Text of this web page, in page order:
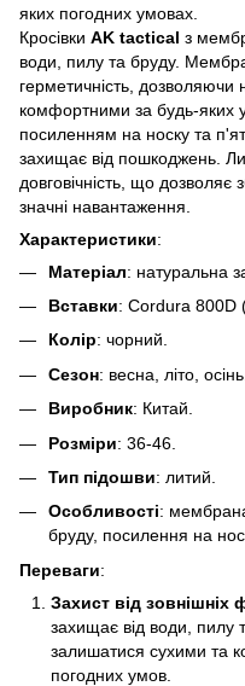
яких погодних умовах.
Кросівки AK tactical з
води, пилу та бруду.
герметичність,
комфортними за будь-яких
посиленням на носку та
захищає від пошкоджень.
довговічність, що дозволяє
значні навантаження.
Характеристики:
Матеріал: натуральна
Вставки: Cordura 800D
Колір: чорний.
Сезон: весна, літо, осінь.
Виробник: Китай.
Розміри: 36-46.
Тип підошви: литий.
Особливості:
бруду, посилення на
Переваги:
Захист від зовнішніх
захищає від води, пилу
залишатися сухими та
погодних умов.